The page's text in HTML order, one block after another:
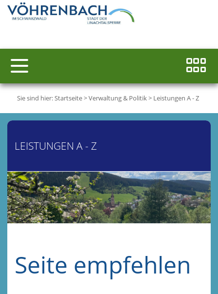
Sie sind hier:Startseite>Verwaltung & Politik> Leistungen A - Z
LEISTUNGEN A - Z
Seite empfehlen